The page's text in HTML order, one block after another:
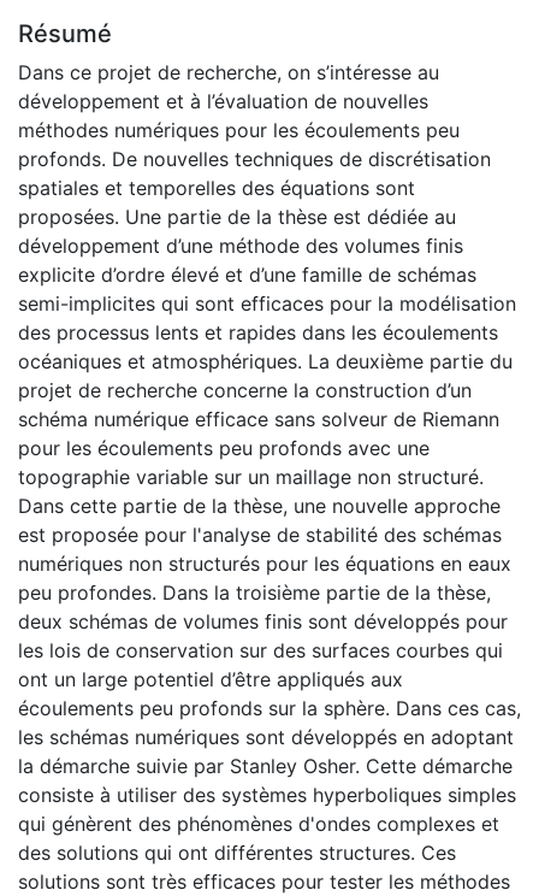
Résumé
Dans ce projet de recherche, on s’intéresse au
développement et à l’évaluation de nouvelles
méthodes numériques pour les écoulements peu
profonds. De nouvelles techniques de discrétisation
spatiales et temporelles des équations sont
proposées. Une partie de la thèse est dédiée au
développement d’une méthode des volumes finis
explicite d’ordre élevé et d’une famille de schémas
semi-implicites qui sont efficaces pour la modélisation
des processus lents et rapides dans les écoulements
océaniques et atmosphériques. La deuxième partie du
projet de recherche concerne la construction d’un
schéma numérique efficace sans solveur de Riemann
pour les écoulements peu profonds avec une
topographie variable sur un maillage non structuré.
Dans cette partie de la thèse, une nouvelle approche
est proposée pour l'analyse de stabilité des schémas
numériques non structurés pour les équations en eaux
peu profondes. Dans la troisième partie de la thèse,
deux schémas de volumes finis sont développés pour
les lois de conservation sur des surfaces courbes qui
ont un large potentiel d’être appliqués aux
écoulements peu profonds sur la sphère. Dans ces cas,
les schémas numériques sont développés en adoptant
la démarche suivie par Stanley Osher. Cette démarche
consiste à utiliser des systèmes hyperboliques simples
qui génèrent des phénomènes d'ondes complexes et
des solutions qui ont différentes structures. Ces
solutions sont très efficaces pour tester les méthodes